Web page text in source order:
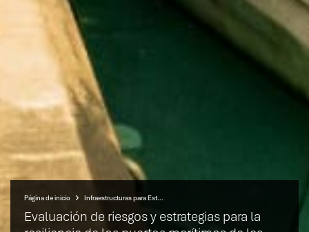
Página de inicio Infraestructuras para Estados Insulares Resilientes (IRIS)
Evaluación de riesgos y estrategias para la